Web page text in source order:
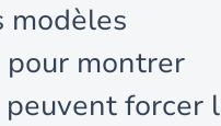
modèles
montrer
forcer